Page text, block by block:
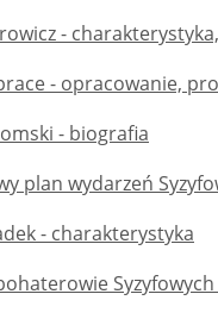
-
- opracowanie,
- biografia
plan wydarzeń
- charakterystyka